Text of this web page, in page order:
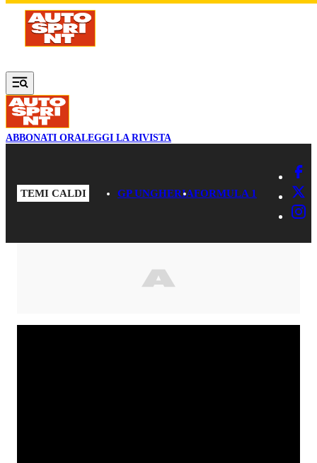
Vai al contenuto principale
ABBONATI ORALEGGI LA RIVISTA
TEMI CALDI GP UNGHERIAFORMULA 1